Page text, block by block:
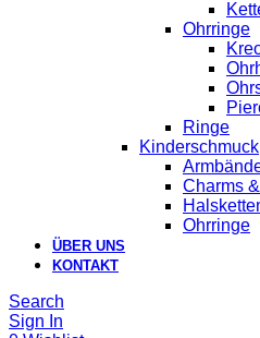
Ohrringe
Ringe
Kinderschmuck
Charms
Ohrringe
ÜBER UNS
KONTAKT
Search
Sign In